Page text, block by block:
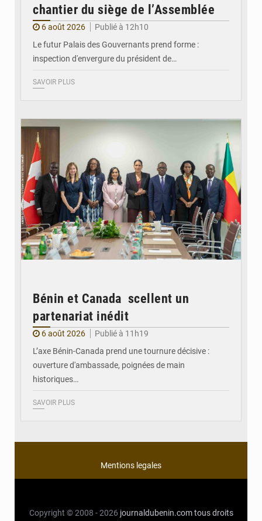
chantier du siège de l’Assemblée
6 août 2026
Publié à 12h10
Le futur Palais des Gouvernants prend forme :
inspection d'envergure du président de…
SAVOIR PLUS
Bénin et Canada scellent un
partenariat inédit
6 août 2026
Publié à 11h19
L’axe Bénin-Canada prend une tournure décisive :
ouverture d'ambassade, poignées de main
historiques…
SAVOIR PLUS
Mentions legales
Copyright © 2008 - 2026 journaldubenin.com tous droits